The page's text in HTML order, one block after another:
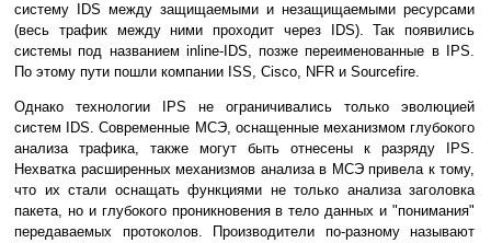
систему IDS между защищаемыми и незащищаемыми ресурсами
(весь трафик между ними проходит через IDS). Так появились
системы под названием inline-IDS, позже переименованные в IPS.
По этому пути пошли компании ISS, Cisco, NFR и Sourcefire.
Однако технологии IPS не ограничивались только эволюцией
систем IDS. Современные МСЭ, оснащенные механизмом глубокого
анализа трафика, также могут быть отнесены к разряду IPS.
Нехватка расширенных механизмов анализа в МСЭ привела к тому,
что их стали оснащать функциями не только анализа заголовка
пакета, но и глубокого проникновения в тело данных и "понимания"
передаваемых протоколов. Производители по-разному называют